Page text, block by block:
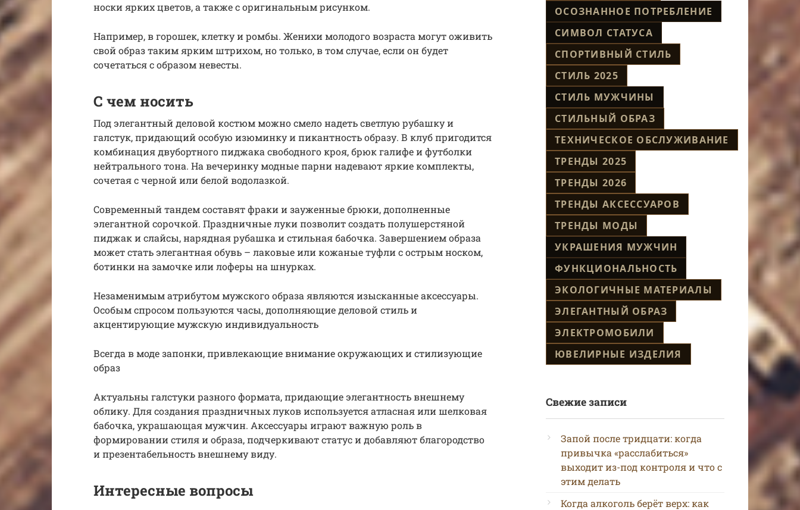
носки ярких цветов, а также с оригинальным рисунком.
Например, в горошек, клетку и ромбы. Женихи молодого возраста могут оживить
свой образ таким ярким штрихом, но только, в том случае, если он будет
сочетаться с образом невесты.
С чем носить
Под элегантный деловой костюм можно смело надеть светлую рубашку и
галстук, придающий особую изюминку и пикантность образу. В клуб пригодится
комбинация двубортного пиджака свободного кроя, брюк галифе и футболки
нейтрального тона. На вечеринку модные парни надевают яркие комплекты,
сочетая с черной или белой водолазкой.
Современный тандем составят фраки и зауженные брюки, дополненные
элегантной сорочкой. Праздничные луки позволит создать полушерстяной
пиджак и слайсы, нарядная рубашка и стильная бабочка. Завершением образа
может стать элегантная обувь – лаковые или кожаные туфли с острым носком,
ботинки на замочке или лоферы на шнурках.
Незаменимым атрибутом мужского образа являются изысканные аксессуары.
Особым спросом пользуются часы, дополняющие деловой стиль и
акцентирующие мужскую индивидуальность
Всегда в моде запонки, привлекающие внимание окружающих и стилизующие
образ
Актуальны галстуки разного формата, придающие элегантность внешнему
облику. Для создания праздничных луков используется атласная или шелковая
бабочка, украшающая мужчин. Аксессуары играют важную роль в
формировании стиля и образа, подчеркивают статус и добавляют благородство
и презентабельность внешнему виду.
Интересные вопросы
ОСОЗНАННОЕ ПОТРЕБЛЕНИЕ
СИМВОЛ СТАТУСА
СПОРТИВНЫЙ СТИЛЬ
СТИЛЬ 2025
СТИЛЬ МУЖЧИНЫ
СТИЛЬНЫЙ ОБРАЗ
ТЕХНИЧЕСКОЕ ОБСЛУЖИВАНИЕ
ТРЕНДЫ 2025
ТРЕНДЫ 2026
ТРЕНДЫ АКСЕССУАРОВ
ТРЕНДЫ МОДЫ
УКРАШЕНИЯ МУЖЧИН
ФУНКЦИОНАЛЬНОСТЬ
ЭКОЛОГИЧНЫЕ МАТЕРИАЛЫ
ЭЛЕГАНТНЫЙ ОБРАЗ
ЭЛЕКТРОМОБИЛИ
ЮВЕЛИРНЫЕ ИЗДЕЛИЯ
Свежие записи
Запой после тридцати: когда
привычка «расслабиться»
выходит из-под контроля и что с
этим делать
Когда алкоголь берёт верх: как